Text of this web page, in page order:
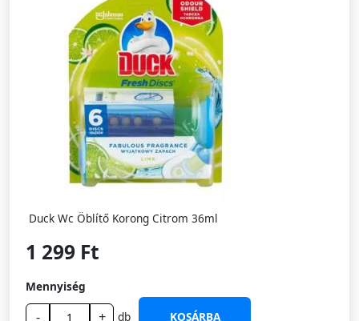
Duck Wc Öblítő Korong Citrom 36ml
1 299 Ft
Mennyiség
- + db
KOSÁRBA